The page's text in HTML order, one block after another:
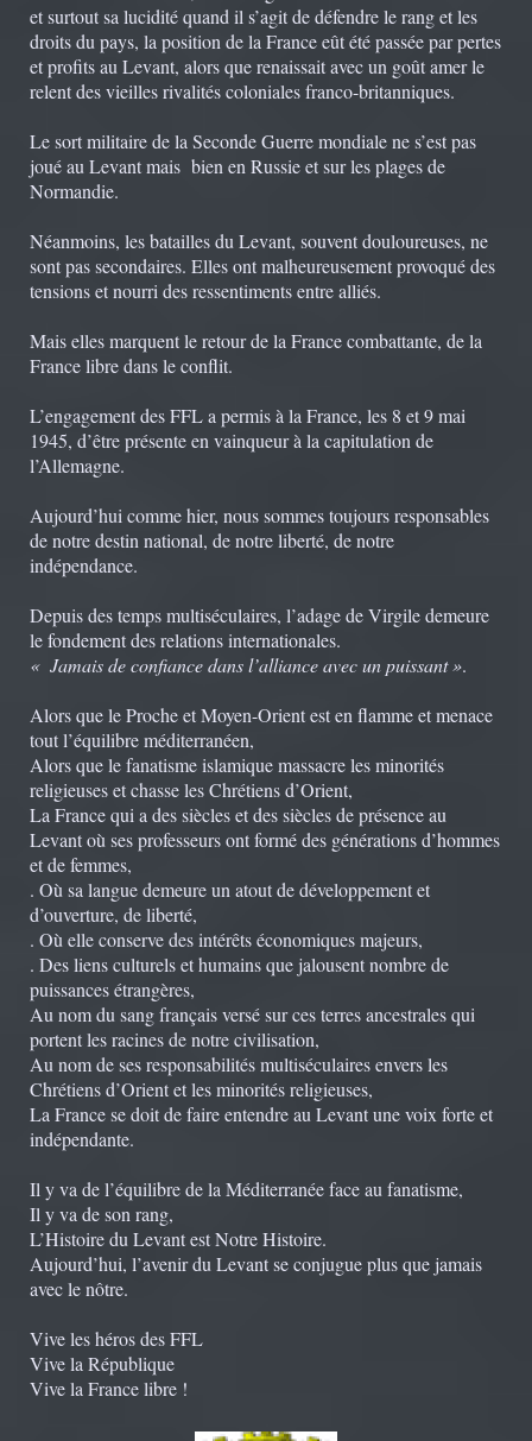
et surtout sa lucidité quand il s’agit de défendre le rang et les
droits du pays, la position de la France eût été passée par pertes
et profits au Levant, alors que renaissait avec un goût amer le
relent des vieilles rivalités coloniales franco-britanniques.
Le sort militaire de la Seconde Guerre mondiale ne s’est pas
joué au Levant mais bien en Russie et sur les plages de
Normandie.
Néanmoins, les batailles du Levant, souvent douloureuses, ne
sont pas secondaires. Elles ont malheureusement provoqué des
tensions et nourri des ressentiments entre alliés.
Mais elles marquent le retour de la France combattante, de la
France libre dans le conflit.
L’engagement des FFL a permis à la France, les 8 et 9 mai
1945, d’être présente en vainqueur à la capitulation de
l’Allemagne.
Aujourd’hui comme hier, nous sommes toujours responsables
de notre destin national, de notre liberté, de notre
indépendance.
Depuis des temps multiséculaires, l’adage de Virgile demeure
le fondement des relations internationales.
« Jamais de confiance dans l’alliance avec un puissant ».
Alors que le Proche et Moyen-Orient est en flamme et menace
tout l’équilibre méditerranéen,
Alors que le fanatisme islamique massacre les minorités
religieuses et chasse les Chrétiens d’Orient,
La France qui a des siècles et des siècles de présence au
Levant où ses professeurs ont formé des générations d’hommes
et de femmes,
. Où sa langue demeure un atout de développement et
d’ouverture, de liberté,
. Où elle conserve des intérêts économiques majeurs,
. Des liens culturels et humains que jalousent nombre de
puissances étrangères,
Au nom du sang français versé sur ces terres ancestrales qui
portent les racines de notre civilisation,
Au nom de ses responsabilités multiséculaires envers les
Chrétiens d’Orient et les minorités religieuses,
La France se doit de faire entendre au Levant une voix forte et
indépendante.
Il y va de l’équilibre de la Méditerranée face au fanatisme,
Il y va de son rang,
L’Histoire du Levant est Notre Histoire.
Aujourd’hui, l’avenir du Levant se conjugue plus que jamais
avec le nôtre.
Vive les héros des FFL
Vive la République
Vive la France libre !